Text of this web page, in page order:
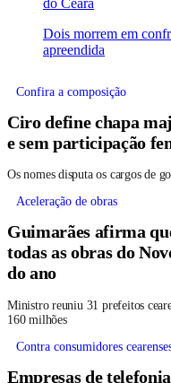
Dois morrem em
apreendida
Confira a composição
Ciro define chapa
e sem participação
Os nomes disputa os cargos de
Aceleração de obras
Guimarães afirma
todas as obras do
do ano
Ministro reuniu 31 prefeitos
160 milhões
Contra consumidores
Empresas de